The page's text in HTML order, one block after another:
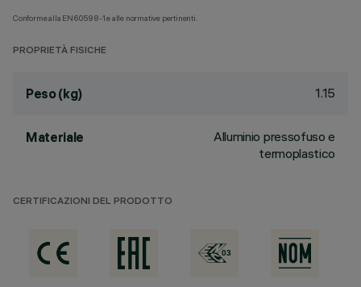
Conforme alla EN60598-1 e alle normative pertinenti.
PROPRIETÀ FISICHE
Peso (kg) 1.15
Materiale
Alluminio pressofuso e
termoplastico
CERTIFICAZIONI DEL PRODOTTO